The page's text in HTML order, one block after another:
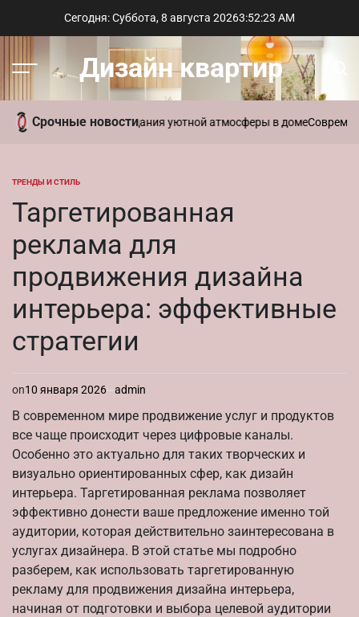
Сегодня: Суббота, 8 августа 20263:52:24 AM
Меню Дизайн квартир
Срочные новости
ароматы для создания уютной атмосферы в домеСовременный
ОПУБЛИКОВАНО
ТРЕНДЫ И СТИЛЬ
Таргетированная
реклама для
продвижения дизайна
интерьера: эффективные
стратегии
on10 января 2026 admin
В современном мире продвижение услуг и продуктов
все чаще происходит через цифровые каналы.
Особенно это актуально для таких творческих и
визуально ориентированных сфер, как дизайн
интерьера. Таргетированная реклама позволяет
эффективно донести ваше предложение именно той
аудитории, которая действительно заинтересована в
услугах дизайнера. В этой статье мы подробно
разберем, как использовать таргетированную
рекламу для продвижения дизайна интерьера,
начиная от подготовки и выбора целевой аудитории